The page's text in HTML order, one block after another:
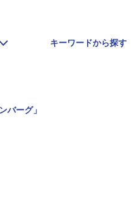
キーワードから探す
バーグ」